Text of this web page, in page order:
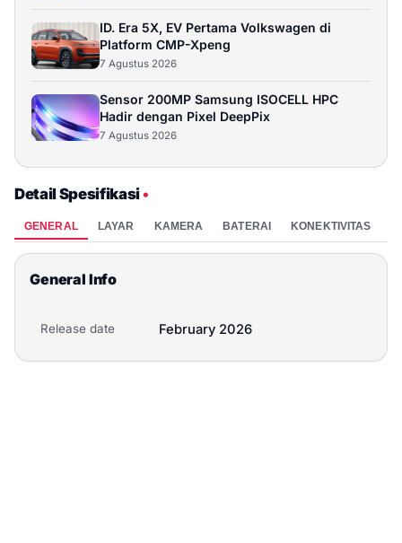
ID. Era 5X, EV Pertama Volkswagen di
Platform CMP-Xpeng
7 Agustus 2026
Sensor 200MP Samsung ISOCELL HPC
Hadir dengan Pixel DeepPix
7 Agustus 2026
Detail Spesifikasi•
GENERAL LAYAR KAMERA BATERAI KONEKTIVITAS
General Info
Release date February 2026